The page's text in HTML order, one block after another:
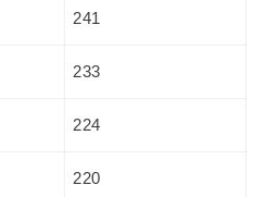
241
233
224
220